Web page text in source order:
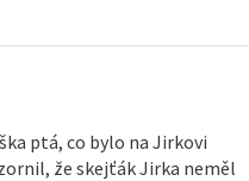
ptá, co bylo na Jirkovi
že skejťák Jirka neměl